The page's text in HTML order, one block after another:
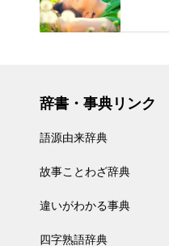
辞書・事典リンク
語源由来辞典
故事ことわざ辞典
違いがわかる事典
四字熟語辞典